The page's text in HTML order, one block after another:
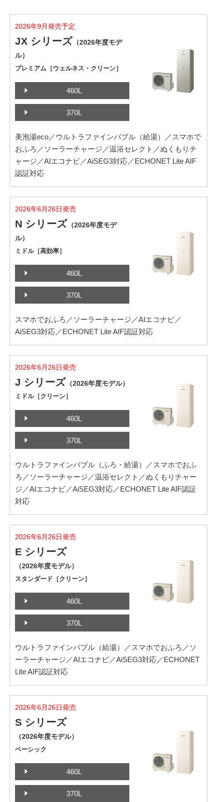
2026年9月発売予定
JX シリーズ （2026年度モデ
ル）
プレミアム［ウェルネス・クリーン］
460L
370L
美泡湯eco／ウルトラファインバブル（給湯）／スマホで
おふろ／ソーラーチャージ／温浴セレクト／ぬくもりチ
ャージ／AIエコナビ／AiSEG3対応／ECHONET Lite AIF
認証対応
2026年6月26日発売
N シリーズ （2026年度モデ
ル）
ミドル［高効率］
460L
370L
スマホでおふろ／ソーラーチャージ／AIエコナビ／
AiSEG3対応／ECHONET Lite AIF認証対応
2026年6月26日発売
J シリーズ （2026年度モデル）
ミドル［クリーン］
460L
370L
ウルトラファインバブル（ふろ・給湯）／スマホでおふ
ろ／ソーラーチャージ／温浴セレクト／ぬくもりチャー
ジ／AIエコナビ／AiSEG3対応／ECHONET Lite AIF認証
対応
2026年6月26日発売
E シリーズ
（2026年度モデル）
スタンダード［クリーン］
460L
370L
ウルトラファインバブル（給湯）／スマホでおふろ／ソ
ーラーチャージ／AIエコナビ／AiSEG3対応／ECHONET
Lite AIF認証対応
2026年6月26日発売
S シリーズ
（2026年度モデル）
ベーシック
460L
370L